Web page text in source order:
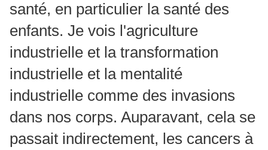
santé, en particulier la santé des
enfants. Je vois l'agriculture
industrielle et la transformation
industrielle et la mentalité
industrielle comme des invasions
dans nos corps. Auparavant, cela se
passait indirectement, les cancers à